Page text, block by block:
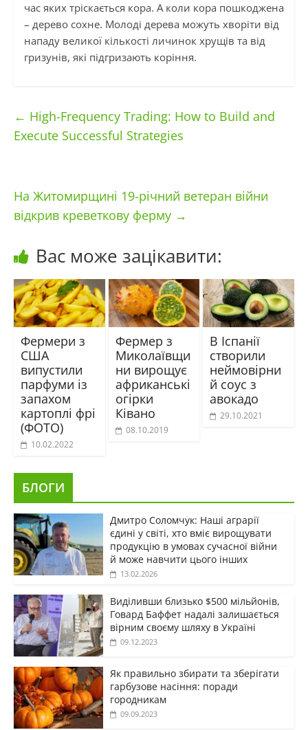
час яких тріскається кора. А коли кора пошкоджена
– дерево сохне. Молоді дерева можуть хворіти від
нападу великої кількості личинок хрущів та від
гризунів, які підгризають коріння.
← High-Frequency Trading: How to Build and
Execute Successful Strategies
На Житомирщині 19-річний ветеран війни
відкрив креветкову ферму →
Вас може зацікавити:
Фермери з
США
випустили
парфуми із
запахом
картоплі фрі
(ФОТО)
10.02.2022
Фермер з
Миколаївщи
ни вирощує
африканські
огірки
Ківано
08.10.2019
В Іспанії
створили
неймовірни
й соус з
авокадо
29.10.2021
БЛОГИ
Дмитро Соломчук: Наші аграрії
єдині у світі, хто вміє вирощувати
продукцію в умовах сучасної війни
й може навчити цього інших
13.02.2026
Виділивши близько $500 мільйонів,
Говард Баффет надалі залишається
вірним своєму шляху в Україні
09.12.2023
Як правильно збирати та зберігати
гарбузове насіння: поради
городникам
09.09.2023